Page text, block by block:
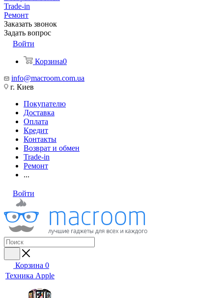
Trade-in
Ремонт
Заказать звонок
Задать вопрос
Войти
Корзина0
info@macroom.com.ua
г. Киев
Покупателю
Доставка
Оплата
Кредит
Контакты
Возврат и обмен
Trade-in
Ремонт
...
Войти
Корзина 0
Техника Apple